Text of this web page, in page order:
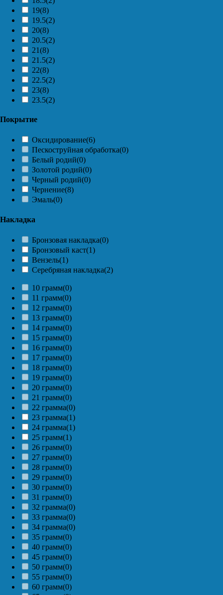
19(8)
19.5(2)
20(8)
20.5(2)
21(8)
21.5(2)
22(8)
22.5(2)
23(8)
23.5(2)
Покрытие
Оксидирование(6)
Пескоструйная обработка(0)
Белый родий(0)
Золотой родий(0)
Черный родий(0)
Чернение(8)
Эмаль(0)
Накладка
Бронзовая накладка(0)
Бронзовый каст(1)
Вензель(1)
Серебряная накладка(2)
10 грамм(0)
11 грамм(0)
12 грамм(0)
13 грамм(0)
14 грамм(0)
15 грамм(0)
16 грамм(0)
17 грамм(0)
18 грамм(0)
19 грамм(0)
20 грамм(0)
21 грамм(0)
22 грамма(0)
23 грамма(1)
24 грамма(1)
25 грамм(1)
26 грамм(0)
27 грамм(0)
28 грамм(0)
29 грамм(0)
30 грамм(0)
31 грамм(0)
32 грамма(0)
33 грамма(0)
34 грамма(0)
35 грамм(0)
40 грамм(0)
45 грамм(0)
50 грамм(0)
55 грамм(0)
60 грамм(0)